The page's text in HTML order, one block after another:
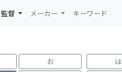
監督 メーカー キーワード
お は